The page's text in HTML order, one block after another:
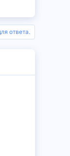
ответа.